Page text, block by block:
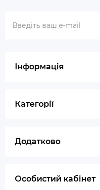
Інформація
Категорії
Додатково
Особистий кабінет